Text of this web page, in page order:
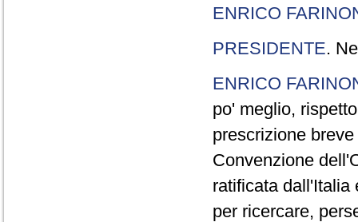
ENRICO
PRESIDENTE.
ENRICO
po' meglio,
prescrizione
Convenzione
ratificata dall'Italia
per ricercare,